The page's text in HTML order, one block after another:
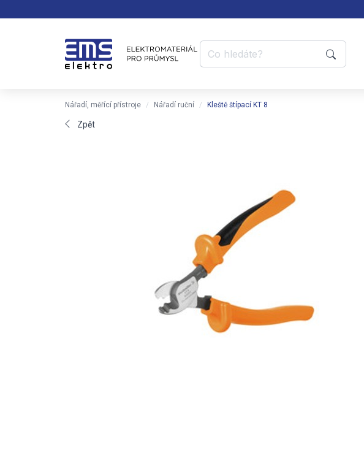
Nářadí, měřící přístroje Nářadí ruční Kleště štípací KT 8
Zpět